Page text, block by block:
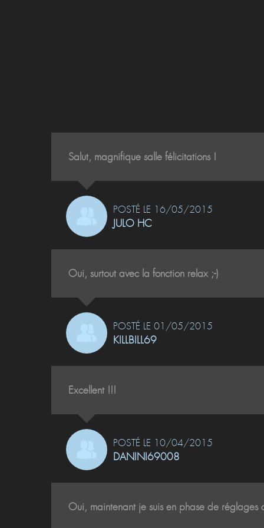
Salut, magnifique salle félicitations !
POSTÉ LE 16/05/2015
JULO HC
Oui, surtout avec la fonction relax ;-)
POSTÉ LE 01/05/2015
KILLBILL69
Excellent !!!
POSTÉ LE 10/04/2015
DANINI69008
Oui, maintenant je suis en phase de